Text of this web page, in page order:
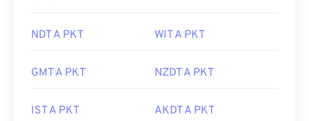
NDT A PKT WIT A PKT
GMT A PKT NZDT A PKT
IST A PKT AKDT A PKT